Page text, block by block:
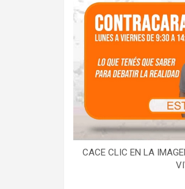
CACE CLIC EN LA